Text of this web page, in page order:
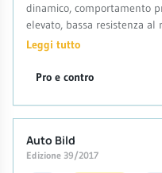
dinamico, comportamento
elevato, bassa resistenza
risparmio di carburante
Leggi tutto
Pro e contro
Auto Bild
Edizione 39/2017